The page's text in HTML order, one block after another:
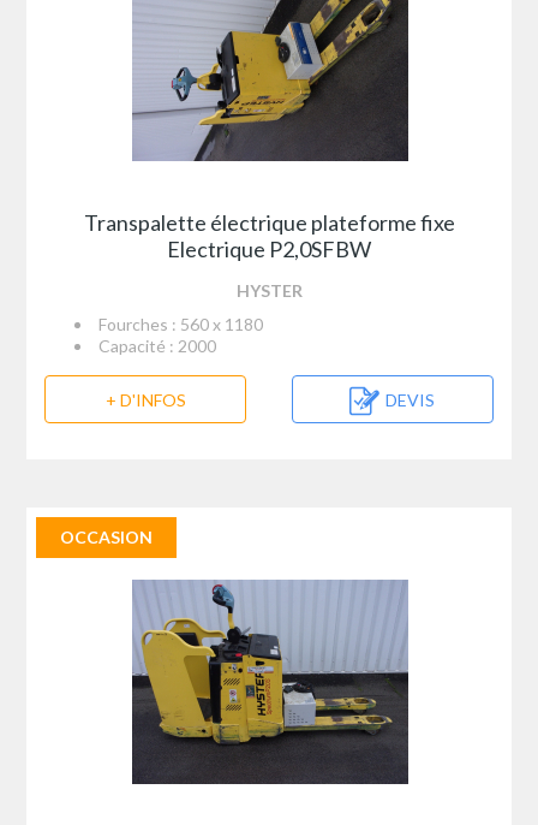
Transpalette électrique plateforme fixe
Electrique P2,0SFBW
HYSTER
Fourches : 560 x 1180
Capacité : 2000
+ D'INFOS DEVIS
OCCASION